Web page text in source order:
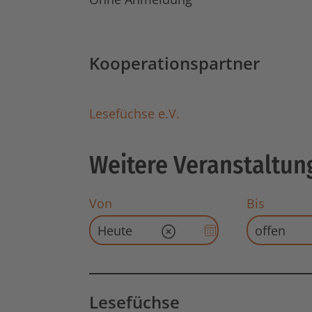
Kooperationspartner
Lesefüchse e.V.
Weitere
Von
Datums-
Auswahl
Startdatum
Eingabe löschen
Bis
Lesefüchse